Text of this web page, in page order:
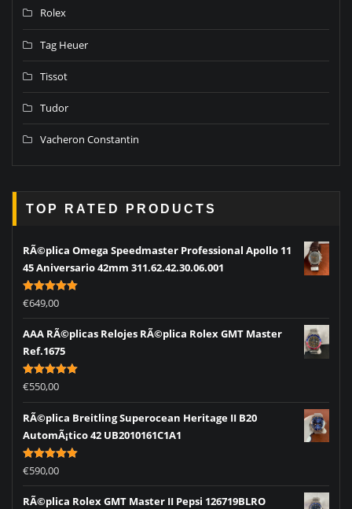
Rolex
Tag Heuer
Tissot
Tudor
Vacheron Constantin
TOP RATED PRODUCTS
RÃ©plica Omega Speedmaster Professional Apollo 11
45 Aniversario 42mm 311.62.42.30.06.001
Rated5.00
out of 5
€649,00
AAA RÃ©plicas Relojes RÃ©plica Rolex GMT Master
Ref.1675
Rated5.00
out of 5
€550,00
RÃ©plica Breitling Superocean Heritage II B20
AutomÃ¡tico 42 UB2010161C1A1
Rated5.00
out of 5
€590,00
RÃ©plica Rolex GMT Master II Pepsi 126719BLRO